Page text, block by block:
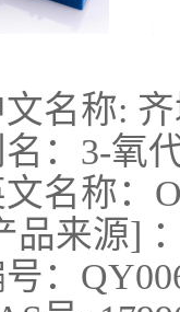
文名称:
： 3-氧
名称：
品来源]
：